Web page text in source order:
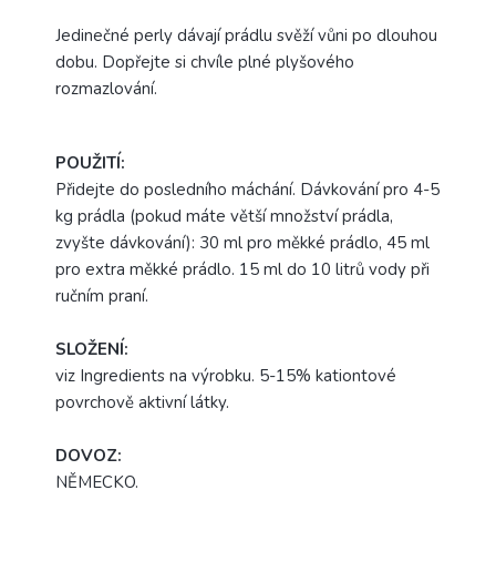
Jedinečné perly dávají prádlu svěží vůni po dlouhou
dobu. Dopřejte si chvíle plné plyšového
rozmazlování.
POUŽITÍ:
Přidejte do posledního máchání. Dávkování pro 4-5
kg prádla (pokud máte větší množství prádla,
zvyšte dávkování): 30 ml pro měkké prádlo, 45 ml
pro extra měkké prádlo. 15 ml do 10 litrů vody při
ručním praní.
SLOŽENÍ:
viz Ingredients na výrobku. 5-15% kationtové
povrchově aktivní látky.
DOVOZ:
NĚMECKO.